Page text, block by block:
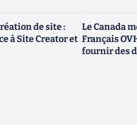
de site :
à Site Creator et
Le Canada
Français
fournir des